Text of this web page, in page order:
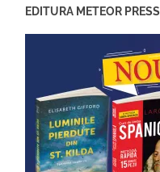
EDITURA METEOR PRESS